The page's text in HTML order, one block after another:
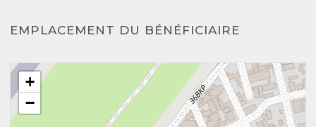
EMPLACEMENT DU BÉNÉFICIAIRE
+
−